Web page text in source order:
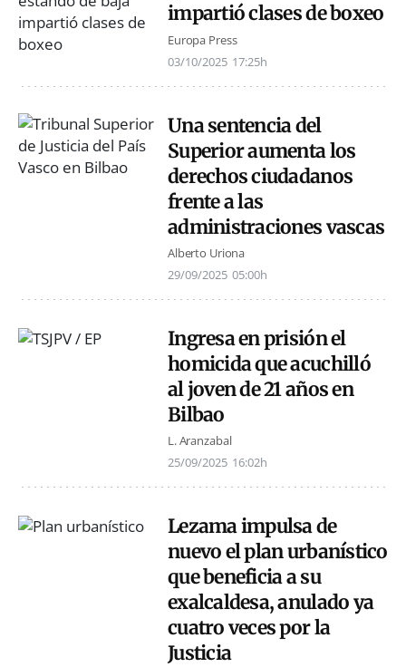
impartió clases de boxeo
Europa Press
03/10/2025 17:25h
Una sentencia del
Superior aumenta los
derechos ciudadanos
frente a las
administraciones vascas
Alberto Uriona
29/09/2025 05:00h
Ingresa en prisión el
homicida que acuchilló
al joven de 21 años en
Bilbao
L. Aranzabal
25/09/2025 16:02h
Lezama impulsa de
nuevo el plan urbanístico
que beneficia a su
exalcaldesa, anulado ya
cuatro veces por la
Justicia